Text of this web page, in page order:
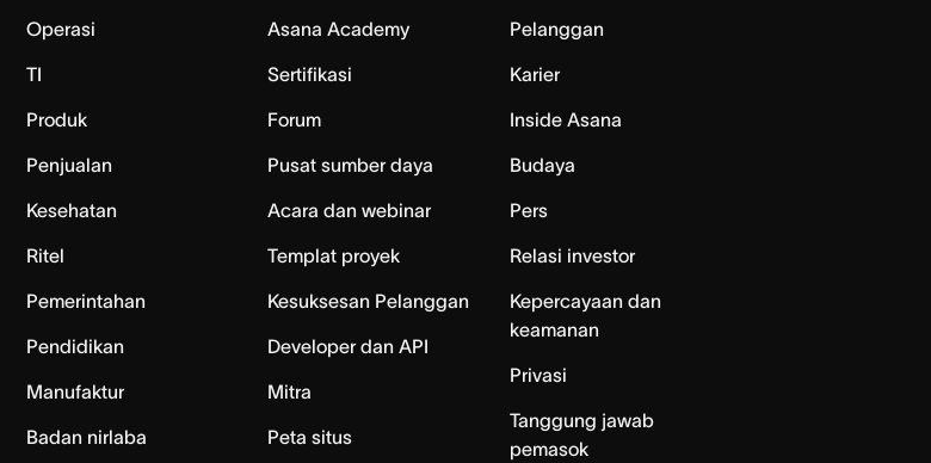
Operasi
TI
Produk
Penjualan
Kesehatan
Ritel
Pemerintahan
Pendidikan
Manufaktur
Badan nirlaba
Asana Academy
Sertifikasi
Forum
Pusat sumber daya
Acara dan webinar
Templat proyek
Kesuksesan Pelanggan
Developer dan API
Mitra
Peta situs
Pelanggan
Karier
Inside Asana
Budaya
Pers
Relasi investor
Kepercayaan dan
keamanan
Privasi
Tanggung jawab
pemasok